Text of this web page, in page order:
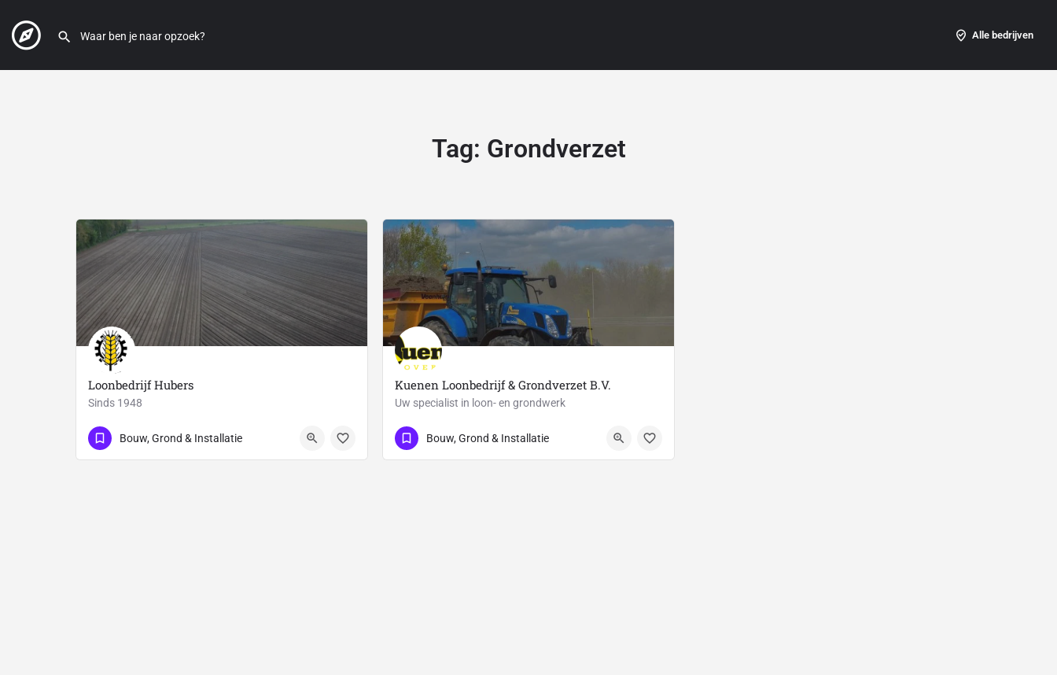
Alle bedrijven
Tag: Grondverzet
Loonbedrijf Hubers
Sinds 1948
0478-641280
Bouw, Grond & Installatie
Kuenen Loonbedrijf & Grondverzet B.V.
Uw specialist in loon- en grondwerk
0478–641544
Bouw, Grond & Installatie